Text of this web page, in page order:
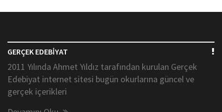
GERÇEK EDEBİYAT
2011 Yılında Ahmet Yıldız tarafından kurulan Gerçek
Edebiyat internet sitesi bugün okurlarına güncel ve
gerçek içerikleri